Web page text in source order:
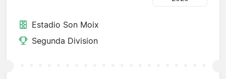
Estadio Son Moix
Segunda Division